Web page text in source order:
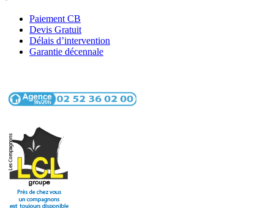
Paiement CB
Devis Gratuit
Délais d’intervention
Garantie décennale